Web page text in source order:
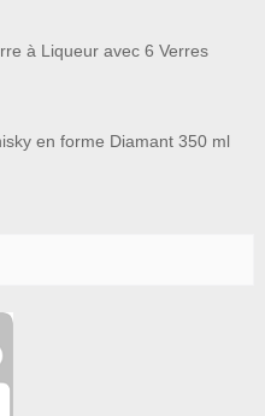
à Liqueur avec 6 Verres
en forme Diamant 350 ml